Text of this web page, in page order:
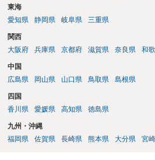
東海
愛知県
静岡県 岐阜県 三重県
関西
大阪府
兵庫県 京都府 滋賀県 奈良県 和
中国
広島県
岡山県 山口県 鳥取県 島根県
四国
香川県
愛媛県 高知県 徳島県
九州・沖縄
福岡県
佐賀県 長崎県 熊本県 大分県 宮